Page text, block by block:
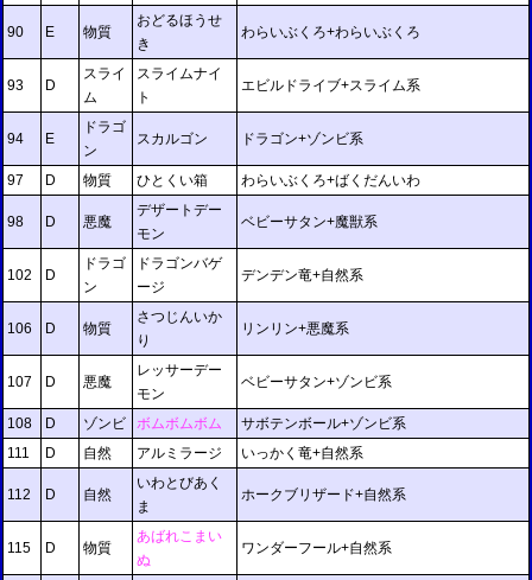
90 E 物質
おどるほうせ
き
わらいぶくろ+わらいぶくろ
93 D
スライ
ム
スライムナイ
ト
エビルドライブ+スライム系
94 E
ドラゴ
ン
スカルゴン ドラゴン+ゾンビ系
97 D 物質 ひとくい箱 わらいぶくろ+ばくだんいわ
98 D 悪魔
デザートデー
モン
ベビーサタン+魔獣系
102 D
ドラゴ
ン
ドラゴンバゲ
ージ
デンデン竜+自然系
106 D 物質
さつじんいか
り
リンリン+悪魔系
107 D 悪魔
レッサーデー
モン
ベビーサタン+ゾンビ系
108 D ゾンビ ボムボムボム
サボテンボール+ゾンビ系
111
D 自然 アルミラージ いっかく竜+自然系
112 D 自然
いわとびあく
ま
ホークブリザード+自然系
115 D 物質
あばれこまい
ぬ
ワンダーフール+自然系